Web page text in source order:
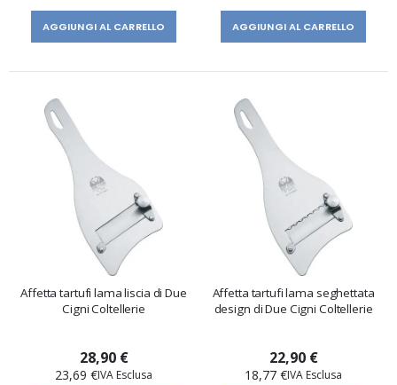
AGGIUNGI AL CARRELLO AGGIUNGI AL CARRELLO
Affetta tartufi lama liscia di Due
Cigni Coltellerie
28,90 €
23,69 €
Affetta tartufi lama seghettata
design di Due Cigni Coltellerie
22,90 €
18,77 €